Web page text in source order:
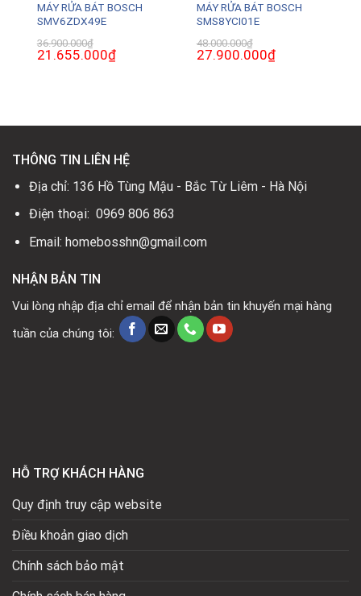
MÁY RỬA BÁT BOSCH
SMV6ZDX49E
36.900.000₫
Giá
gốc
21.655.000₫Giá
hiện
MÁY RỬA BÁT BOSCH
SMS8YCI01E
48.000.000₫
Giá
gốc
27.900.000₫Giá
hiện
THÔNG TIN LIÊN HỆ
Địa chỉ: 136 Hồ Tùng Mậu - Bắc Từ Liêm - Hà Nội
Điện thoại: 0969 806 863
Email: homebosshn@gmail.com
NHẬN BẢN TIN
Vui lòng nhập địa chỉ email để nhận bản tin khuyến mại hàng
tuần của chúng tôi:
HỖ TRỢ KHÁCH HÀNG
Quy định truy cập website
Điều khoản giao dịch
Chính sách bảo mật